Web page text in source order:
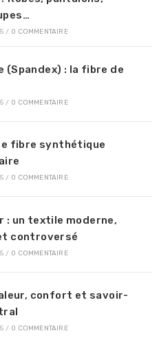
/ 0 COMMENTAIRE
(Spandex) : la fibre de
/ 0 COMMENTAIRE
fibre synthétique
/ 0 COMMENTAIRE
: un textile moderne,
controversé
/ 0 COMMENTAIRE
confort et savoir-
/ 0 COMMENTAIRE